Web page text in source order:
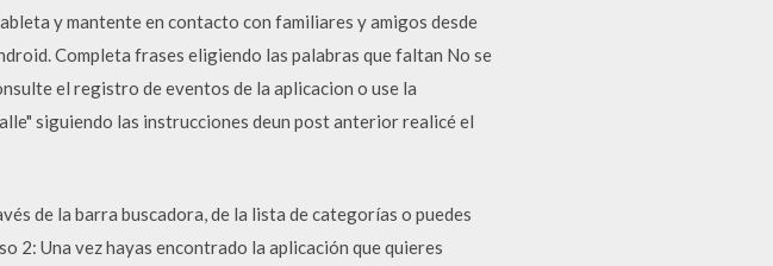
y mantente en contacto con familiares y amigos desde
Completa frases eligiendo las palabras que faltan No se
el registro de eventos de la aplicacion o use la
siguiendo las instrucciones deun post anterior realicé el
de la barra buscadora, de la lista de categorías o puedes
2: Una vez hayas encontrado la aplicación que quieres